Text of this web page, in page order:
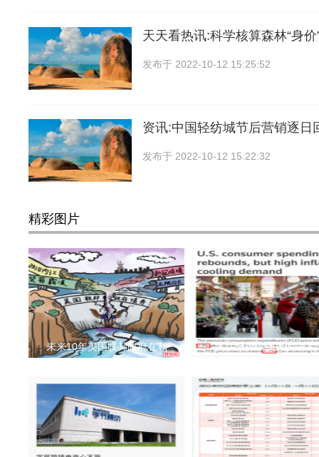
天天看热讯:科学核算森林“身价
发布于 2022-10-12 15:25:52
资讯:中国轻纺城节后营销逐日
发布于 2022-10-12 15:22:32
精彩图片
未来10年美国联邦政府在利 美联储持续加息的最大